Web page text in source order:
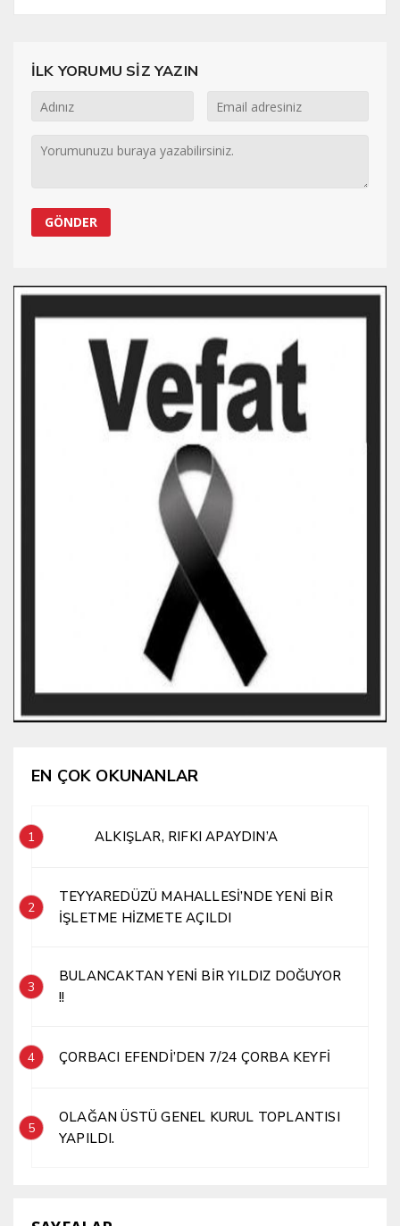
İLK YORUMU SİZ YAZIN
EN ÇOK OKUNANLAR
1 ALKIŞLAR, RIFKI APAYDIN’A
2
TEYYAREDÜZÜ MAHALLESİ’NDE YENİ BİR
İŞLETME HİZMETE AÇILDI
3
BULANCAKTAN YENİ BİR YILDIZ DOĞUYOR
!!
4 ÇORBACI EFENDİ’DEN 7/24 ÇORBA KEYFİ
5
OLAĞAN ÜSTÜ GENEL KURUL TOPLANTISI
YAPILDI.